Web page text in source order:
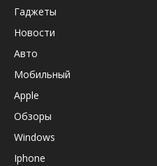
Гаджеты
Новости
Авто
Мобильный
Apple
Обзоры
Windows
Iphone